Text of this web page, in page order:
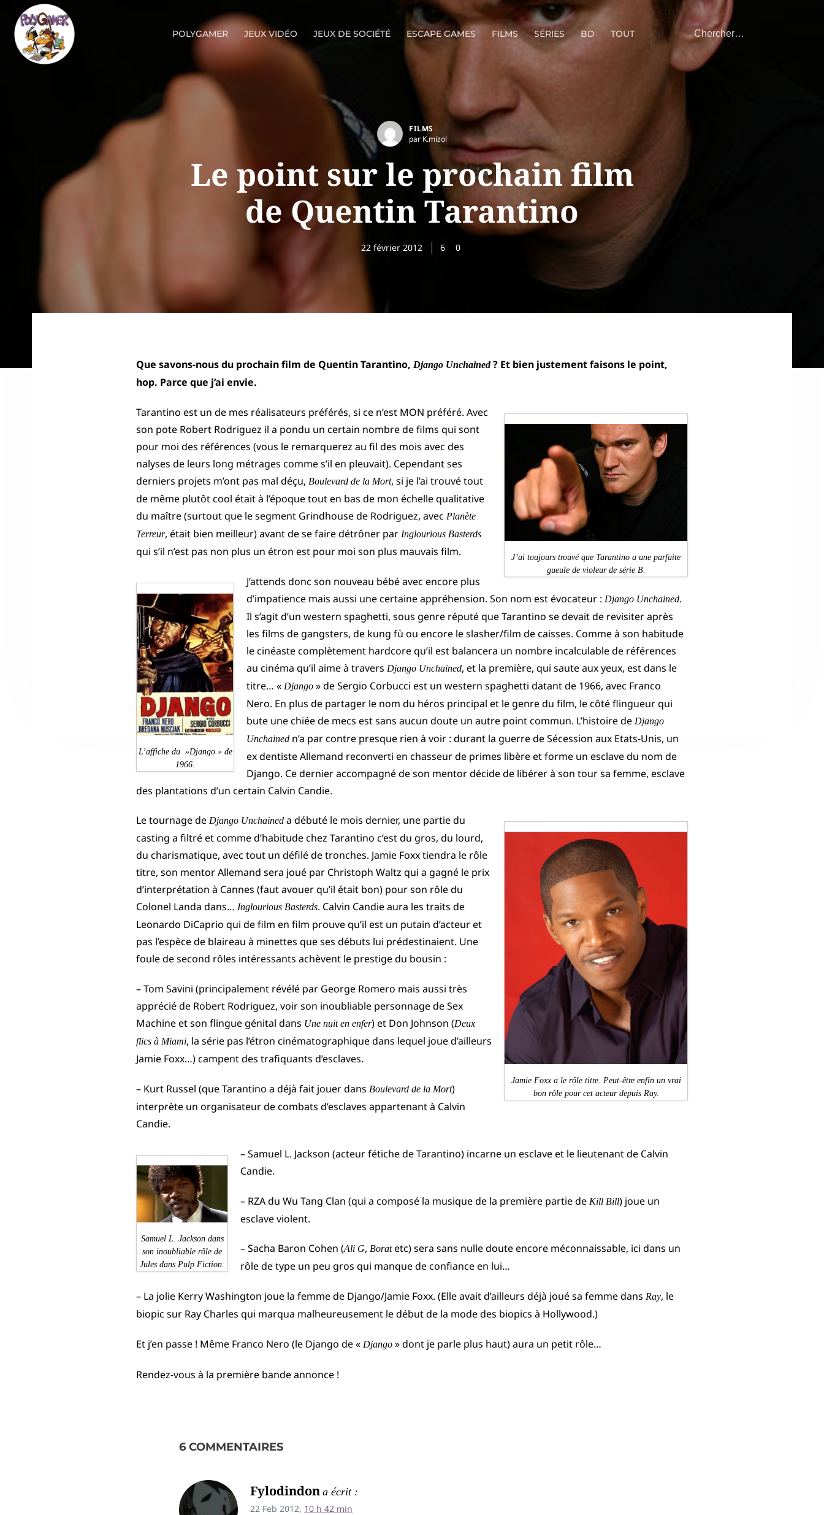
POLYGAMER JEUX VIDÉO JEUX DE SOCIÉTÉ ESCAPE GAMES FILMS SÉRIES BD TOUT
FILMS
par K.mizol
Le point sur le prochain film
de Quentin Tarantino
22 février 2012 6 0
Que savons-nous du prochain film de Quentin Tarantino, Django Unchained? Et bien justement faisons le point,
hop. Parce que j’ai envie.
J’ai toujours trouvé que Tarantino a une parfaite
gueule de violeur de série B.
Tarantino est un de mes réalisateurs préférés, si ce n’est MON préféré. Avec
son pote Robert Rodriguez il a pondu un certain nombre de films qui sont
pour moi des références (vous le remarquerez au fil des mois avec des
nalyses de leurs long métrages comme s’il en pleuvait). Cependant ses
derniers projets m’ont pas mal déçu, Boulevard de la Mort, si je l’ai trouvé tout
de même plutôt cool était à l’époque tout en bas de mon échelle qualitative
du maître (surtout que le segment Grindhouse de Rodriguez, avec Planète
Terreur, était bien meilleur) avant de se faire détrôner par Inglourious Basterds
qui s’il n’est pas non plus un étron est pour moi son plus mauvais film.
L’affiche du »Django » de
1966.
J’attends donc son nouveau bébé avec encore plus
d’impatience mais aussi une certaine appréhension. Son nom est évocateur : Django Unchained.
Il s’agit d’un western spaghetti, sous genre réputé que Tarantino se devait de revisiter après
les films de gangsters, de kung fù ou encore le slasher/film de caisses. Comme à son habitude
le cinéaste complètement hardcore qu’il est balancera un nombre incalculable de références
au cinéma qu’il aime à travers Django Unchained, et la première, qui saute aux yeux, est dans le
titre… « Django » de Sergio Corbucci est un western spaghetti datant de 1966, avec Franco
Nero. En plus de partager le nom du héros principal et le genre du film, le côté flingueur qui
bute une chiée de mecs est sans aucun doute un autre point commun. L’histoire de Django
Unchained n’a par contre presque rien à voir : durant la guerre de Sécession aux Etats-Unis, un
ex dentiste Allemand reconverti en chasseur de primes libère et forme un esclave du nom de
Django. Ce dernier accompagné de son mentor décide de libérer à son tour sa femme, esclave
des plantations d’un certain Calvin Candie.
Jamie Foxx a le rôle titre. Peut-être enfin un vrai
bon rôle pour cet acteur depuis Ray.
Le tournage de Django Unchained a débuté le mois dernier, une partie du
casting a filtré et comme d’habitude chez Tarantino c’est du gros, du lourd,
du charismatique, avec tout un défilé de tronches. Jamie Foxx tiendra le rôle
titre, son mentor Allemand sera joué par Christoph Waltz qui a gagné le prix
d’interprétation à Cannes (faut avouer qu’il était bon) pour son rôle du
Colonel Landa dans… Inglourious Basterds. Calvin Candie aura les traits de
Leonardo DiCaprio qui de film en film prouve qu’il est un putain d’acteur et
pas l’espèce de blaireau à minettes que ses débuts lui prédestinaient. Une
foule de second rôles intéressants achèvent le prestige du bousin :
– Tom Savini (principalement révélé par George Romero mais aussi très
apprécié de Robert Rodriguez, voir son inoubliable personnage de Sex
Machine et son flingue génital dans Une nuit en enfer) et Don Johnson (Deux
flics à Miami, la série pas l’étron cinématographique dans lequel joue d’ailleurs
Jamie Foxx…) campent des trafiquants d’esclaves.
– Kurt Russel (que Tarantino a déjà fait jouer dans Boulevard de la Mort)
interprète un organisateur de combats d’esclaves appartenant à Calvin
Candie.
Samuel L. Jackson dans
son inoubliable rôle de
Jules dans Pulp Fiction.
– Samuel L. Jackson (acteur fétiche de Tarantino) incarne un esclave et le lieutenant de Calvin
Candie.
– RZA du Wu Tang Clan (qui a composé la musique de la première partie de Kill Bill) joue un
esclave violent.
– Sacha Baron Cohen (Ali G, Boratetc) sera sans nulle doute encore méconnaissable, ici dans un
rôle de type un peu gros qui manque de confiance en lui…
– La jolie Kerry Washington joue la femme de Django/Jamie Foxx. (Elle avait d’ailleurs déjà joué sa femme dans Ray, le
biopic sur Ray Charles qui marqua malheureusement le début de la mode des biopics à Hollywood.)
Et j’en passe ! Même Franco Nero (le Django de « Django » dont je parle plus haut) aura un petit rôle…
Rendez-vous à la première bande annonce !
6 COMMENTAIRES
Fylodindon a écrit :
22 Feb 2012, 10 h 42 min